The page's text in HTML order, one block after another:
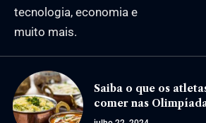
tecnologia, economia e
muito mais.
Saiba o que os
comer nas